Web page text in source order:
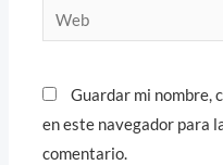
Web
Guardar mi nombre,
en este navegador para
comentario.